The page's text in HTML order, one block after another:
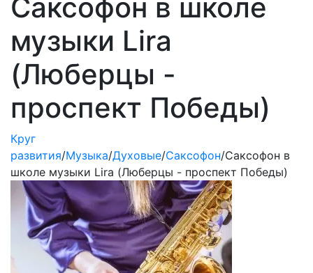
Саксофон в школе
музыки Lira
(Люберцы -
проспект Победы)
Круг
развития/Музыка/Духовые/Саксофон/Саксофон в
школе музыки Lira (Люберцы - проспект Победы)